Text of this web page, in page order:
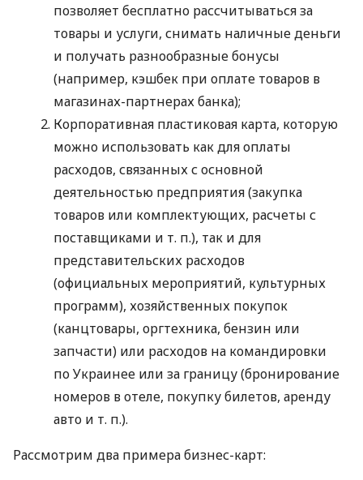
позволяет бесплатно рассчитываться за
товары и услуги, снимать наличные деньги
и получать разнообразные бонусы
(например, кэшбек при оплате товаров в
магазинах-партнерах банка);
Корпоративная пластиковая карта, которую
можно использовать как для оплаты
расходов, связанных с основной
деятельностью предприятия (закупка
товаров или комплектующих, расчеты с
поставщиками и т. п.), так и для
представительских расходов
(официальных мероприятий, культурных
программ), хозяйственных покупок
(канцтовары, оргтехника, бензин или
запчасти) или расходов на командировки
по Украинее или за границу (бронирование
номеров в отеле, покупку билетов, аренду
авто и т. п.).
Рассмотрим два примера бизнес-карт: